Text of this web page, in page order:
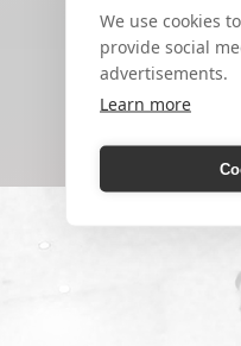
We use cookies
provide social
advertisements.
Learn more